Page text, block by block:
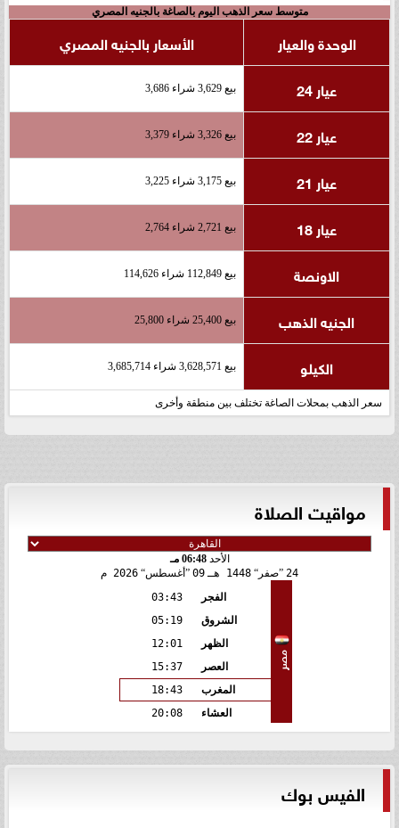
متوسط سعر الذهب اليوم بالصاغة بالجنيه المصري
الوحدة والعيار
الأسعار بالجنيه المصري
عيار 24
بيع 3,629 شراء 3,686
عيار 22 بيع 3,326 شراء 3,379
عيار 21 بيع 3,175 شراء 3,225
عيار 18 بيع 2,721 شراء 2,764
الاونصة بيع 112,849 شراء 114,626
الجنيه الذهب بيع 25,400 شراء 25,800
الكيلو بيع 3,628,571 شراء 3,685,714
سعر الذهب بمحلات الصاغة تختلف بين منطقة وأخرى
مواقيت الصلاة
الأحد06:48 مـ
24 صفر 1448 هـ 09 أغسطس 2026 م
مصر
الفجر
03:43
الشروق
05:19
الظهر
12:01
العصر
15:37
المغرب
18:43
العشاء
20:08
الفيس بوك